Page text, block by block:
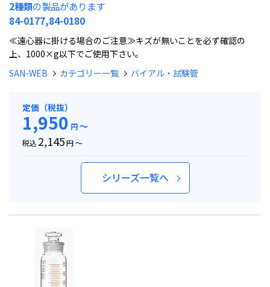
2種類の製品があります
84-0177,84-0180
≪遠心器に掛ける場合のご注意≫キズが無いことを必ず確認の
上、1000×g以下でご使用下さい。
SAN-WEB
カテゴリー一覧 バイアル・試験管
定価（税抜）
1,950 円～
税込 2,145円 ～
シリーズ一覧へ